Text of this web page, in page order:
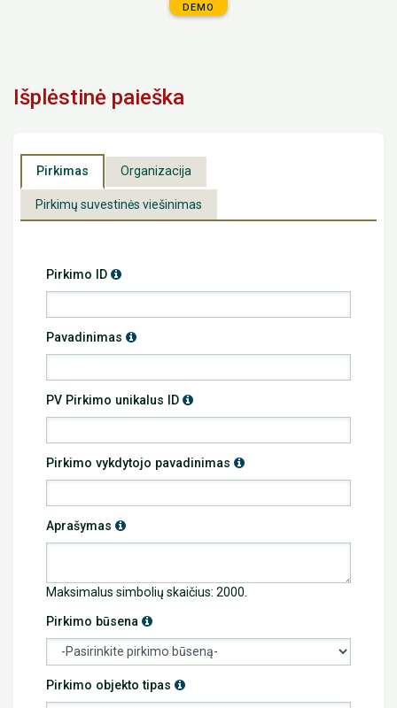
DEMO
Išplėstinė paieška
Pirkimas Organizacija
Pirkimų suvestinės viešinimas
Pirkimo ID Info
Pavadinimas Info
PV Pirkimo unikalus ID Info
Pirkimo vykdytojo pavadinimas Info
Aprašymas Info
Maksimalus simbolių skaičius: 2000.
Pirkimo būsena Info
Pirkimo objekto tipas Info